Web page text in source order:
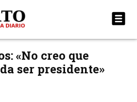
«No creo que
ser presidente»